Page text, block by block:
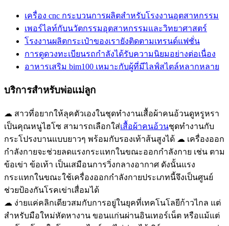
เครื่อง cnc กระบวนการผลิตสำหรับโรงงานอุตสาหกรรม
เพอร์ไลท์กับนวัตกรรมอุตสาหกรรมและวิทยาศาสตร์
โรงงานผลิตกระเป๋าของเรายังติดตามเทรนด์แฟชั่น
การดูดวงทะเบียนรถกำลังได้รับความนิยมอย่างต่อเนื่อง
อาหารเสริม bim100 เหมาะกับผู้ที่มีไลฟ์สไตล์หลากหลาย
บริการสำหรับพ่อแม่ลูก
☁ สาวที่อยากให้ลุคตัวเองในชุดทำงานเสื้อผ้าคนอ้วนดูหรูหรา
เป็นคุณหนูไฮโซ สามารถเลือกใส่เสื้อผ้าคนอ้วนชุดทำงานกับ
กระโปรงบานแบบยาวๆ พร้อมกับรองเท้าส้นสูงได้ ☁ เครื่องออก
กำลังกายจะช่วยลดแรงกระแทกในขณะออกกำลังกาย เช่น ตาม
ข้อเข่า ข้อเท้า เป็นเสมือนการวิ่งกลางอากาศ ดังนั้นแรง
กระแทกในขณะใช้เครื่องออกกำลังกายประเภทนี้จึงเป็นศูนย์
ช่วยป้องกันโรคเข่าเสื่อมได้
☁ ง่ายแค่คลิกเดียวสมกับการอยู่ในยุคที่เทคโนโลยีก้าวไกล แต่
สำหรับมือใหม่หัดหางาน ขอนแก่นผ่านอินเทอร์เน็ต หรือแม้แต่